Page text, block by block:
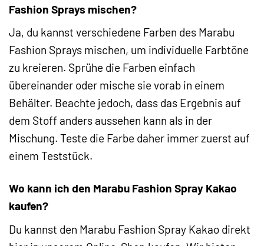
Fashion Sprays mischen?
Ja, du kannst verschiedene Farben des Marabu
Fashion Sprays mischen, um individuelle Farbtöne
zu kreieren. Sprühe die Farben einfach
übereinander oder mische sie vorab in einem
Behälter. Beachte jedoch, dass das Ergebnis auf
dem Stoff anders aussehen kann als in der
Mischung. Teste die Farbe daher immer zuerst auf
einem Teststück.
Wo kann ich den Marabu Fashion Spray Kakao
kaufen?
Du kannst den Marabu Fashion Spray Kakao direkt